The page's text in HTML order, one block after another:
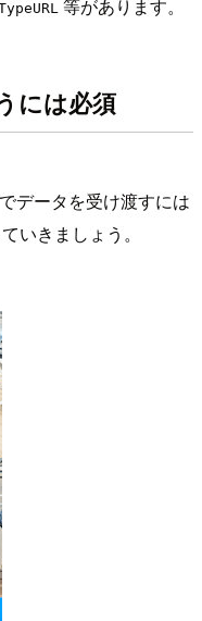
等があります。
には必須
データを受け渡すには
いきましょう。